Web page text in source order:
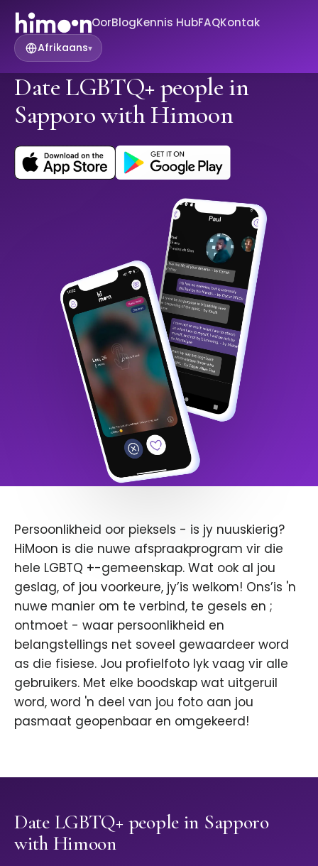
OorBlogKennis HubFAQKontak
Afrikaans▾
Date LGBTQ+ people in
Sapporo with Himoon
Persoonlikheid oor pieksels - is jy nuuskierig?
HiMoon is die nuwe afspraakprogram vir die
hele LGBTQ +-gemeenskap. Wat ook al jou
geslag, of jou voorkeure, jy’is welkom! Ons’is 'n
nuwe manier om te verbind, te gesels en ;
ontmoet - waar persoonlikheid en
belangstellings net soveel gewaardeer word
as die fisiese. Jou profielfoto lyk vaag vir alle
gebruikers. Met elke boodskap wat uitgeruil
word, word 'n deel van jou foto aan jou
pasmaat geopenbaar en omgekeerd!
Date LGBTQ+ people in Sapporo
with Himoon